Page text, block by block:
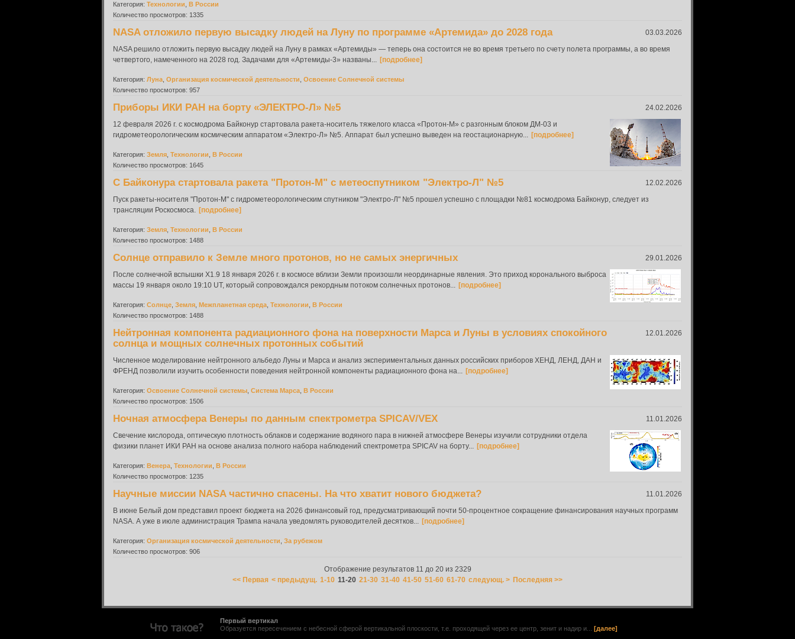
Категория: Технологии В России
Количество просмотров: 1335
03.03.2026
NASA отложило первую высадку людей на Луну по программе «Артемида» до 2028 года
NASA решило отложить первую высадку людей на Луну в рамках «Артемиды» — теперь она состоится не во время третьего по счету полета программы, а во время
четвертого, намеченного на 2028 год. Задачами для «Артемиды-3» названы... [подробнее]
Категория: Луна Организация космической деятельности Освоение Солнечной системы
Количество просмотров: 957
24.02.2026
Приборы ИКИ РАН на борту «ЭЛЕКТРО-Л» №5
12 февраля 2026 г. с космодрома Байконур стартовала ракета-носитель тяжелого класса «Протон-М» с разгонным блоком ДМ-03 и
гидрометеорологическим космическим аппаратом «Электро-Л» №5. Аппарат был успешно выведен на геостационарную... [подробнее]
Категория: Земля Технологии В России
Количество просмотров: 1645
12.02.2026
С Байконура стартовала ракета "Протон-М" с метеоспутником "Электро-Л" №5
Пуск ракеты-носителя "Протон-М" с гидрометеорологическим спутником "Электро-Л" №5 прошел успешно с площадки №81 космодрома Байконур, следует из
трансляции Роскосмоса. [подробнее]
Категория: Земля Технологии В России
Количество просмотров: 1488
29.01.2026
Солнце отправило к Земле много протонов, но не самых энергичных
После солнечной вспышки X1.9 18 января 2026 г. в космосе вблизи Земли произошли неординарные явления. Это приход коронального выброса
массы 19 января около 19:10 UT, который сопровождался рекордным потоком солнечных протонов... [подробнее]
Категория: Солнце Земля Межпланетная среда Технологии В России
Количество просмотров: 1488
12.01.2026
Нейтронная компонента радиационного фона на поверхности Марса и Луны в условиях спокойного
солнца и мощных солнечных протонных событий
Численное моделирование нейтронного альбедо Луны и Марса и анализ экспериментальных данных российских приборов ХЕНД, ЛЕНД, ДАН и
ФРЕНД позволили изучить особенности поведения нейтронной компоненты радиационного фона на... [подробнее]
Категория: Освоение Солнечной системы Система Марса В России
Количество просмотров: 1506
11.01.2026
Ночная атмосфера Венеры по данным спектрометра SPICAV/VEX
Свечение кислорода, оптическую плотность облаков и содержание водяного пара в нижней атмосфере Венеры изучили сотрудники отдела
физики планет ИКИ РАН на основе анализа полного набора наблюдений спектрометра SPICAV на борту... [подробнее]
Категория: Венера Технологии В России
Количество просмотров: 1235
11.01.2026
Научные миссии NASA частично спасены. На что хватит нового бюджета?
В июне Белый дом представил проект бюджета на 2026 финансовый год, предусматривающий почти 50-процентное сокращение финансирования научных программ
NASA. А уже в июле администрация Трампа начала уведомлять руководителей десятков... [подробнее]
Категория: Организация космической деятельности За рубежом
Количество просмотров: 906
Отображение результатов 11 до 20 из 2329
<< Первая < предыдущ. 1-10 11-20 21-30 31-40 41-50 51-60 61-70 следующ. > Последняя >>
Первый вертикал
Образуется пересечением с небесной сферой вертикальной плоскости, т.е. проходящей через ее центр, зенит и надир и... [далее]